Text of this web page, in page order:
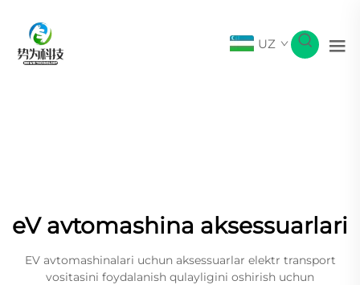
UZ
eV avtomashina aksessuarlari
EV avtomashinalari uchun aksessuarlar elektr transport
vositasini foydalanish qulayligini oshirish uchun